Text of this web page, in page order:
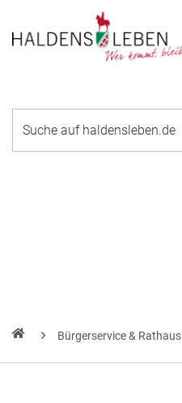
Bürgerservice & Rathaus